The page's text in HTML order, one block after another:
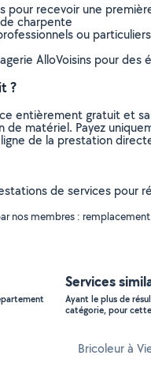
pour recevoir une
charpente
ou
AlloVoisins pour
?
entièrement gratuit et
matériel. Payez
de la prestation
de services pour
nos membres :
Services
Ayant le plus de
catégorie, pour
Bricoleur à